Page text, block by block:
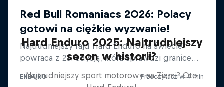
Hard Enduro 2025: Najtrudniejszy
sezon w historii?
Najtrudniejszy sport motorowy na Ziemi? Oto